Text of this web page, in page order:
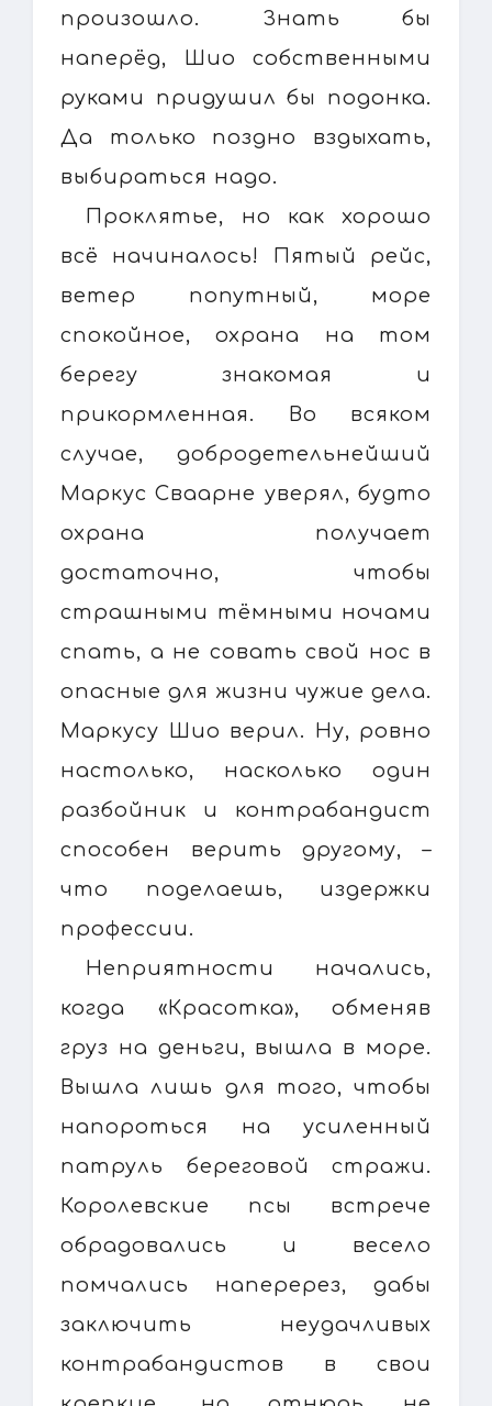
произошло. Знать бы
наперёд, Шио собственными
руками придушил бы подонка.
Да только поздно вздыхать,
выбираться надо.
Проклятье, но как хорошо
всё начиналось! Пятый рейс,
ветер попутный, море
спокойное, охрана на том
берегу знакомая и
прикормленная. Во всяком
случае, добродетельнейший
Маркус Сваарне уверял, будто
охрана получает
достаточно, чтобы
страшными тёмными ночами
спать, а не совать свой нос в
опасные для жизни чужие дела.
Маркусу Шио верил. Ну, ровно
настолько, насколько один
разбойник и контрабандист
способен верить другому, –
что поделаешь, издержки
профессии.
Неприятности начались,
когда «Красотка», обменяв
груз на деньги, вышла в море.
Вышла лишь для того, чтобы
напороться на усиленный
патруль береговой стражи.
Королевские псы встрече
обрадовались и весело
помчались наперерез, дабы
заключить неудачливых
контрабандистов в свои